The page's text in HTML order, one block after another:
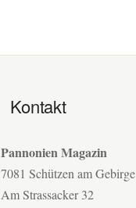
Kontakt
Pannonien Magazin
7081 Schützen am Gebirge
Am Strassacker 32